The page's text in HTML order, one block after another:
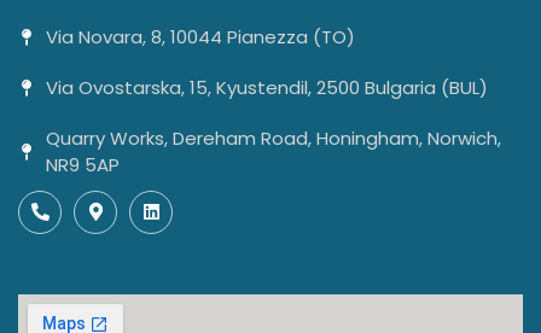
Via Novara, 8, 10044 Pianezza (TO)
Via Ovostarska, 15, Kyustendil, 2500 Bulgaria (BUL)
Quarry Works, Dereham Road, Honingham, Norwich,
NR9 5AP